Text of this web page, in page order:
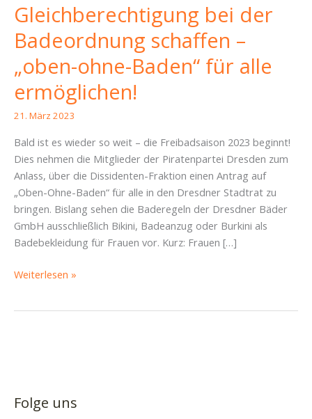
Gleichberechtigung bei der
Badeordnung schaffen –
„oben-ohne-Baden“ für alle
ermöglichen!
21. März 2023
Bald ist es wieder so weit – die Freibadsaison 2023 beginnt!
Dies nehmen die Mitglieder der Piratenpartei Dresden zum
Anlass, über die Dissidenten-Fraktion einen Antrag auf
„Oben-Ohne-Baden“ für alle in den Dresdner Stadtrat zu
bringen. Bislang sehen die Baderegeln der Dresdner Bäder
GmbH ausschließlich Bikini, Badeanzug oder Burkini als
Badebekleidung für Frauen vor. Kurz: Frauen […]
Gleichberechtigung
Baden“
Weiterlesen »
Folge uns